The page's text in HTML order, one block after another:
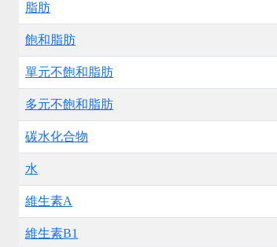
脂肪
飽和脂肪
單元不飽和脂肪
多元不飽和脂肪
碳水化合物
水
維生素A
維生素B1